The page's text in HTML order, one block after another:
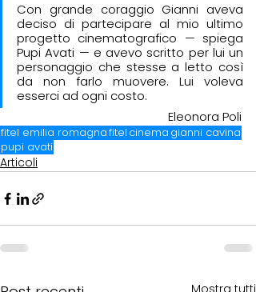
Con grande coraggio Gianni aveva
deciso di partecipare al mio ultimo
progetto cinematografico — spiega
Pupi Avati — e avevo scritto per lui un
personaggio che stesse a letto così
da non farlo muovere. Lui voleva
esserci ad ogni costo.
Eleonora Poli
fitel emilia romagnafitel cinema gianni cavina
pupi avati
Articoli